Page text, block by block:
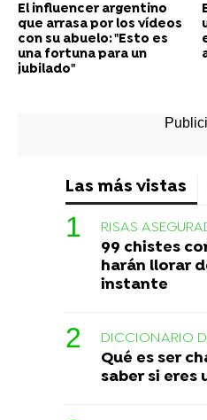
El influencer argentino
que arrasa por los vídeos
con su abuelo: "Esto es
una fortuna para un
jubilado"
Las más vistas
RISAS
99 chistes
harán llorar
instante
DICCIONARIO
Qué es ser
saber si eres